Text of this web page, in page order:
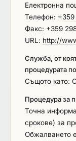
при
на
Електронна
Телефон: +359
Факс: +359
URL: http://
Служба, от
процедурата
Същото като:
Процедура за
Точна
срокове) за
Обжалването